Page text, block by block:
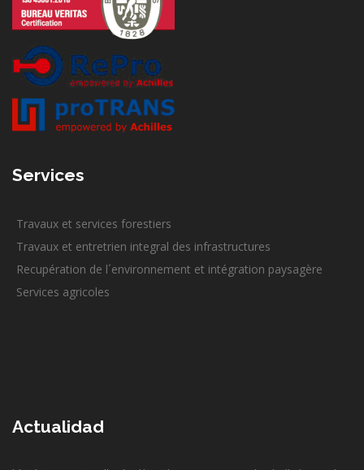
Services
Travaux et services forestiers
Travaux et entretrien integral des infrastructures
Recupération de l´environnement et intégration paysagère
Services agricoles
Actualidad